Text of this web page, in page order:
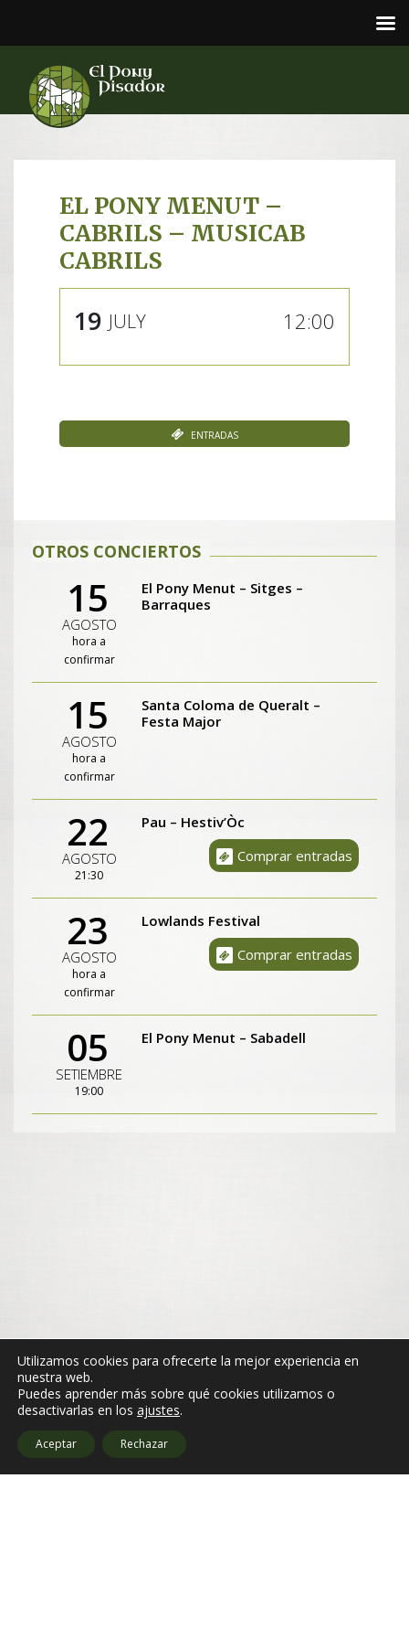
EL PONY MENUT –
CABRILS – MUSICAB
CABRILS
19 JULY 12:00
Entradas
OTROS CONCIERTOS
15
AGOSTO
hora a
confirmar
El Pony Menut – Sitges –
Barraques
15
AGOSTO
hora a
confirmar
Santa Coloma de Queralt –
Festa Major
22
AGOSTO
21:30
Pau – Hestiv’Òc
Comprar entradas
23
AGOSTO
hora a
confirmar
Lowlands Festival
Comprar entradas
05
SETIEMBRE
19:00
El Pony Menut – Sabadell
Utilizamos cookies para ofrecerte la mejor experiencia en
nuestra web.
Puedes aprender más sobre qué cookies utilizamos o
desactivarlas en los ajustes.
Aceptar Rechazar